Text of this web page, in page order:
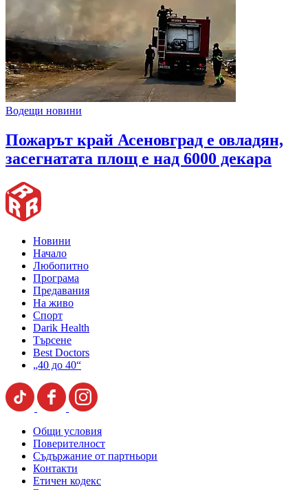
Водещи новини
Пожарът край Асеновград е овладян,
засегнатата площ е над 6000 декара
Новини
Начало
Любопитно
Програма
Предавания
На живо
Спорт
Darik Health
Търсене
Best Doctors
„40 до 40“
Общи условия
Поверителност
Съдържание от партньори
Контакти
Етичен кодекс